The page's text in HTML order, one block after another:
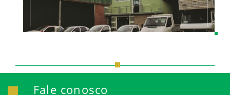
Fale conosco